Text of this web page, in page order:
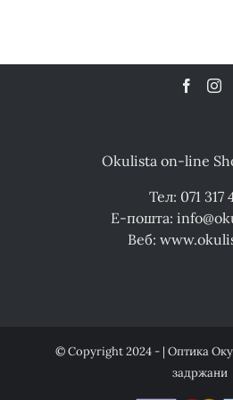
Okulista on-line
Тел: 071 317
Е-пошта:
Веб:
© Copyright 2024 - | Оптика
задржани